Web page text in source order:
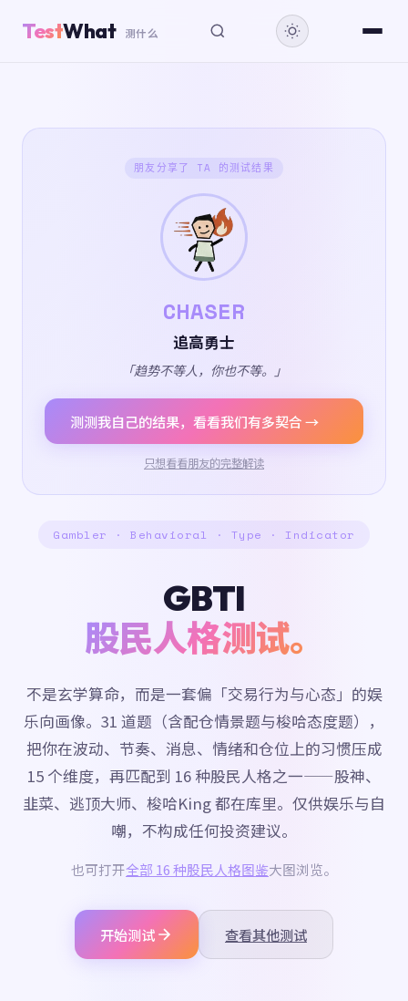
TestWhat 测什么
朋友分享了 TA 的测试结果
CHASER
追高勇士
「趋势不等人，你也不等。」
测测我自己的结果，看看我们有多契合 →
只想看看朋友的完整解读
Gambler · Behavioral · Type · Indicator
GBTI
股民人格测试。
不是玄学算命，而是一套偏「交易行为与心态」的娱
乐向画像。31 道题（含配仓情景题与梭哈态度题），
把你在波动、节奏、消息、情绪和仓位上的习惯压成
15 个维度，再匹配到 16 种股民人格之一——股神、
韭菜、逃顶大师、梭哈King 都在库里。仅供娱乐与自
嘲，不构成任何投资建议。
也可打开全部 16 种股民人格图鉴大图浏览。
开始测试 查看其他测试